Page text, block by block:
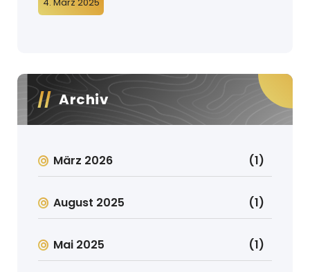
Archiv
März 2026 (1)
August 2025 (1)
Mai 2025 (1)